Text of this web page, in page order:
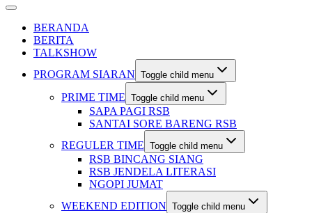
BERANDA
BERITA
TALKSHOW
PROGRAM SIARAN Toggle child menu
PRIME TIME Toggle child menu
SAPA PAGI RSB
SANTAI SORE BARENG RSB
REGULER TIME Toggle child menu
RSB BINCANG SIANG
RSB JENDELA LITERASI
NGOPI JUMAT
WEEKEND EDITION Toggle child menu